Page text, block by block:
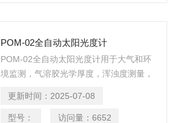
POM-02全自动太阳光度计
POM-02全自动太阳光度计用于大气和环
境监测，气溶胶光学厚度，浑浊度测量，
究，卫星定标和辐射校正，大气污染高。
更新时间： 2025-07-08
型号： 访问量： 6652